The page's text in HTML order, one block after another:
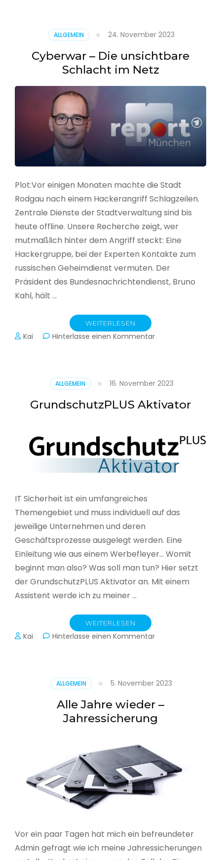
ALLGEMEIN 24. November 2023
Cyberwar – Die unsichtbare
Schlacht im Netz
Plot:Vor einigen Monaten machte die Stadt
Rodgau nach einem Hackerangriff Schlagzeilen.
Zentrale Dienste der Stadtverwaltung sind bis
heute offline. Unsere Recherche zeigt, wer
mutmaßlich hinter dem Angriff steckt: Eine
Hackergruppe, bei der Experten Kontakte zum
russischen Geheimdienst vermuten. Der
Präsident des Bundesnachrichtendienst, Bruno
Kahl, hält …
WEITERLESEN
Kai Hinterlasse einen Kommentarzu
Schlacht
im
Netz
ALLGEMEIN 16. November 2023
GrundschutzPLUS Aktivator
IT Sicherheit ist ein umfangreiches
Themengebiet und muss individuell auf das
jeweilige Unternehmen und deren
Geschäftsprozesse ausgelegt werden. Eine
Einleitung wie aus einem Werbefleyer… Womit
beginnt man also? Was soll man tun? Hier setzt
der GrundschutzPLUS Aktivator an. Mit einem
Assistent werde ich zu meiner …
WEITERLESEN
Kai Hinterlasse einen Kommentarzu
ALLGEMEIN 5. November 2023
Alle Jahre wieder –
Jahressicherung
Vor ein paar Tagen hat mich ein befreundeter
Admin gefragt wie ich meine Jahressicherungen